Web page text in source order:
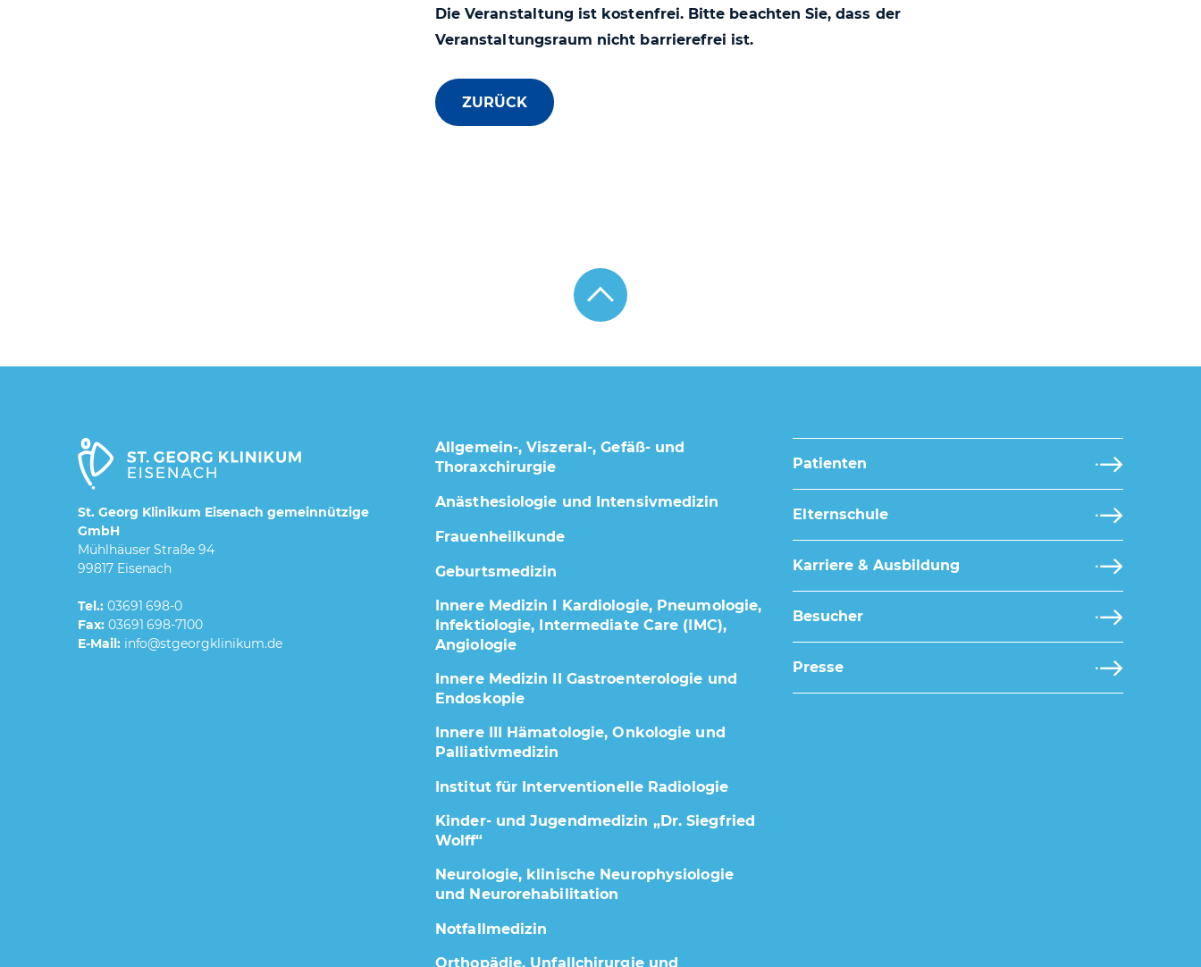
Die Veranstaltung ist kostenfrei. Bitte beachten Sie, dass der
Veranstaltungsraum nicht barrierefrei ist.
ZURÜCK
St. Georg Klinikum Eisenach gemeinnützige
GmbH
Mühlhäuser Straße 94
99817 Eisenach
Tel.:03691 698-0
Fax:03691 698-7100
E-Mail:
Allgemein-, Viszeral-, Gefäß- und
Thoraxchirurgie
Anästhesiologie und Intensivmedizin
Frauenheilkunde
Geburtsmedizin
Innere Medizin I Kardiologie, Pneumologie,
Infektiologie, Intermediate Care (IMC),
Angiologie
Innere Medizin II Gastroenterologie und
Endoskopie
Innere III Hämatologie, Onkologie und
Palliativmedizin
Institut für Interventionelle Radiologie
Kinder- und Jugendmedizin „Dr. Siegfried
Wolff“
Neurologie, klinische Neurophysiologie
und Neurorehabilitation
Notfallmedizin
Orthopädie, Unfallchirurgie und
Patienten
Elternschule
Karriere & Ausbildung
Besucher
Presse